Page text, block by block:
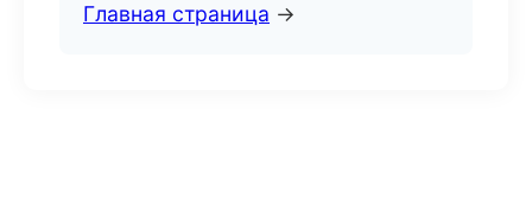
Главная страница →